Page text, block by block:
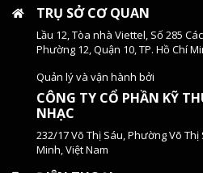
TRỤ SỞ CƠ QUAN
Lầu 12, Tòa nhà Viettel, Số 285
Phường 12, Quận 10, TP. Hồ Chí
Quản lý và vận hành bởi
CÔNG TY CỔ PHẦN KỸ
NHẠC
232/17 Võ Thị Sáu, Phường Võ Thị
Minh, Việt Nam